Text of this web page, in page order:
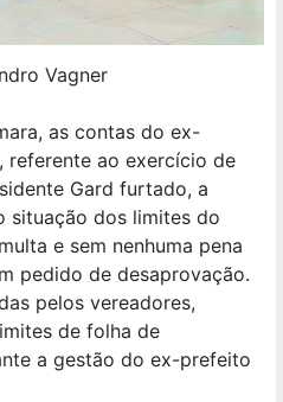
Vagner
as contas do ex-
referente ao exercício de
Gard furtado, a
situação dos limites do
e sem nenhuma pena
pedido de desaprovação.
pelos vereadores,
de folha de
a gestão do ex-prefeito